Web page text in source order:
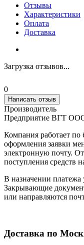
Отзывы
Характеристики
Оплата
Доставка
Загрузка отзывов...
0
Написать отзыв
Производитель
Предприятие ВГТ
Компания работает по
оформления заявки
электронную почту.
поступления средств
В назначении платежа
Закрывающие
или направляются
Доставка по